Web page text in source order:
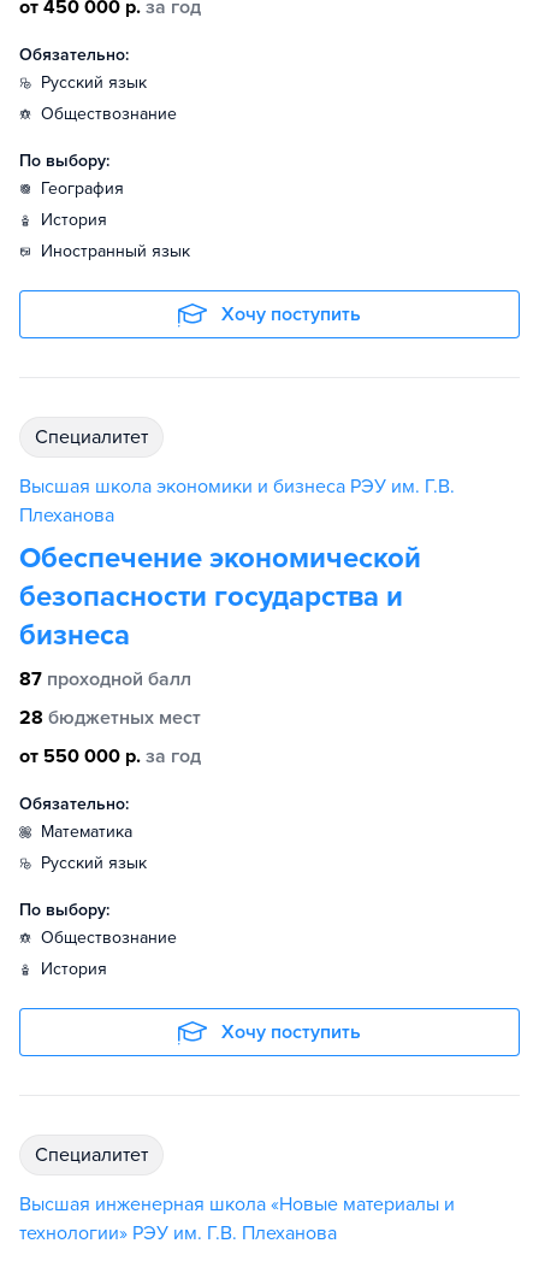
от 450 000 р. за год
Обязательно:
русский язык
обществознание
По выбору:
география
история
иностранный язык
Хочу поступить
специалитет
Высшая школа экономики и бизнеса РЭУ им. Г.В.
Плеханова
Обеспечение экономической
безопасности государства и
бизнеса
87 проходной балл
28 бюджетных мест
от 550 000 р. за год
Обязательно:
математика
русский язык
По выбору:
обществознание
история
Хочу поступить
специалитет
Высшая инженерная школа «Новые материалы и
технологии» РЭУ им. Г.В. Плеханова